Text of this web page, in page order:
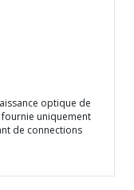
optique de
uniquement
de connections